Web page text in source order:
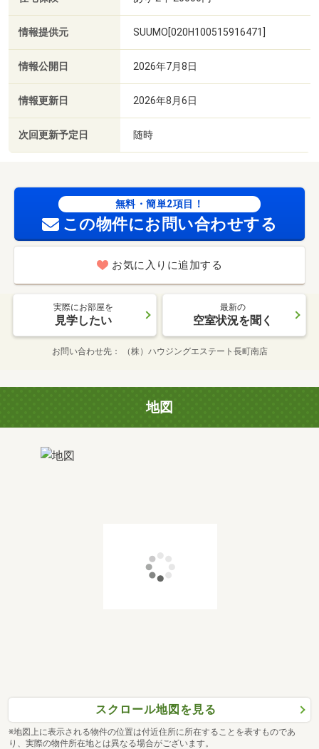
情報提供元 SUUMO[020H100515916471]
情報公開日 2026年7月8日
情報更新日 2026年8月6日
次回更新予定日 随時
無料・簡単2項目！
この物件にお問い合わせする
お気に入りに追加する
実際にお部屋を
見学したい
最新の
空室状況を聞く
お問い合わせ先 （株）ハウジングエステート長町南店
地図
スクロール地図を見る
※地図上に表示される物件の位置は付近住所に所在することを表すものであ
り、実際の物件所在地とは異なる場合がございます。